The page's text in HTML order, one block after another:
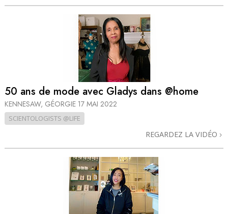
50 ans de mode avec Gladys dans @home
KENNESAW, GÉORGIE 17 MAI 2022
SCIENTOLOGISTS @LIFE
REGARDEZ LA VIDÉO